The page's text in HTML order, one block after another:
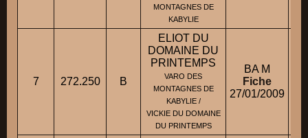
MONTAGNES DE
KABYLIE
7 272.250 B
ELIOT DU
DOMAINE DU
PRINTEMPS
VARO DES
MONTAGNES DE
KABYLIE /
VICKIE DU DOMAINE
DU PRINTEMPS
BA M
Fiche
27/01/2009